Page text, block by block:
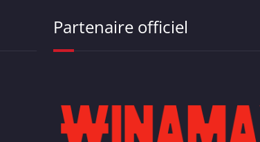
Partenaire officiel